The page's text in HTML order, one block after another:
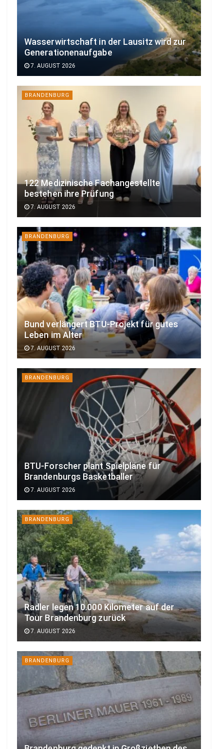
Wasserwirtschaft in der Lausitz wird zur
Generationenaufgabe
7. AUGUST 2026
BRANDENBURG
122 Medizinische Fachangestellte
bestehen ihre Prüfung
7. AUGUST 2026
BRANDENBURG
Bund verlängert BTU-Projekt für gutes
Leben im Alter
7. AUGUST 2026
BRANDENBURG
BTU-Forscher plant Spielpläne für
Brandenburgs Basketballer
7. AUGUST 2026
BRANDENBURG
Radler legen 10.000 Kilometer auf der
Tour Brandenburg zurück
7. AUGUST 2026
BRANDENBURG